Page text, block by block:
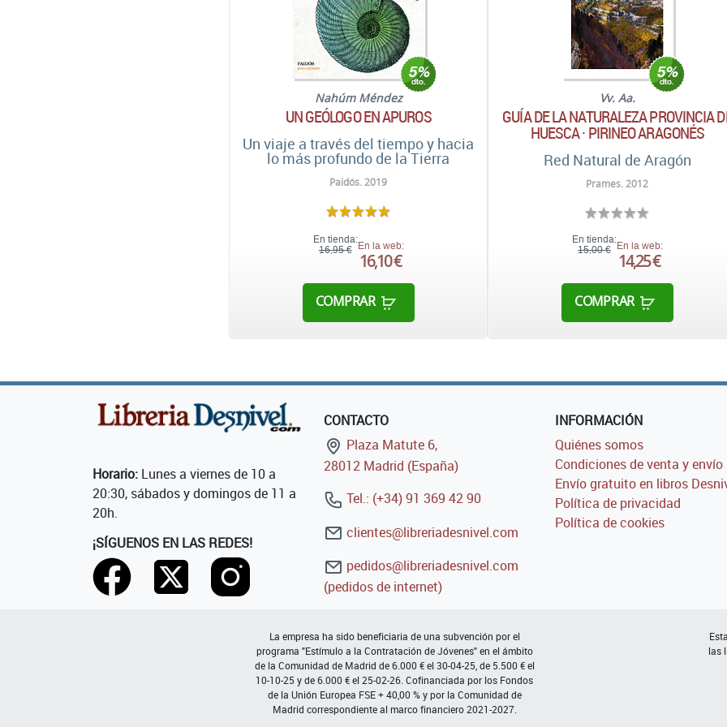
Nahúm Méndez
UN GEÓLOGO EN APUROS
Un viaje a través del tiempo y hacia
lo más profundo de la Tierra
Paidós. 2019
En tienda:
16,95 € En la web:
16,10 €
COMPRAR
Vv. Aa.
GUÍA DE LA NATURALEZA PROVINCIA
HUESCA · PIRINEO ARAGONÉS
Red Natural de Aragón
Prames. 2012
En tienda:
15,00 € En la web:
14,25 €
COMPRAR
Horario: Lunes a viernes de 10 a
20:30, sábados y domingos de 11 a
20h.
¡SÍGUENOS EN LAS REDES!
CONTACTO
Plaza Matute 6,
28012 Madrid (España)
Tel.: (+34) 91 369 42 90
clientes@libreriadesnivel.com
pedidos@libreriadesnivel.com
(pedidos de internet)
INFORMACIÓN
Quiénes somos
Condiciones de venta y envío
Envío gratuito en libros
Política de privacidad
Política de cookies
La empresa ha sido beneficiaria de una subvención por el
programa "Estímulo a la Contratación de Jóvenes" en el ámbito
de la Comunidad de Madrid de 6.000 € el 30-04-25, de 5.500 € el
10-10-25 y de 6.000 € el 25-02-26. Cofinanciada por los Fondos
de la Unión Europea FSE + 40,00 % y por la Comunidad de
Madrid correspondiente al marco financiero 2021-2027.
las